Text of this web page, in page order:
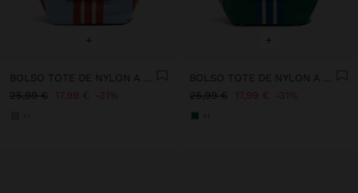
+
BOLSO TOTE DE NYLON A RAYAS CON SOLAPA
25,99 €
17,99 € 31%
+
BOLSO TOTE DE NYLON A RAYAS CON SOLAPA
25,99 €
17,99 € 31%